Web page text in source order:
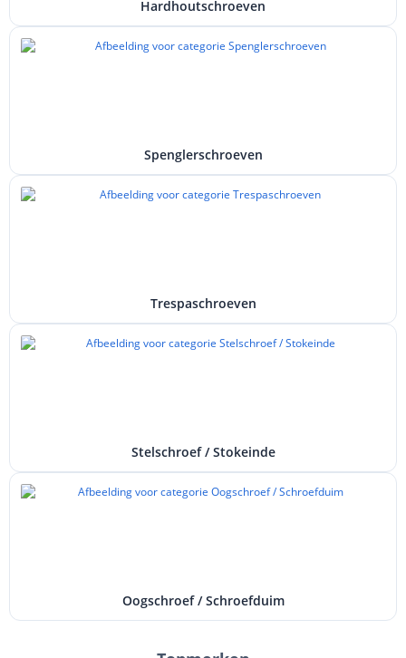
Hardhoutschroeven
Spenglerschroeven
Trespaschroeven
Stelschroef / Stokeinde
Oogschroef / Schroefduim